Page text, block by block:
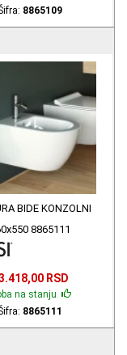
8865109
BIDE KONZOLNI
8865111
RSD
na stanju
8865111